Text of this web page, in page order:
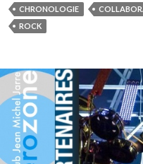
CHRONOLOGIE
ROCK